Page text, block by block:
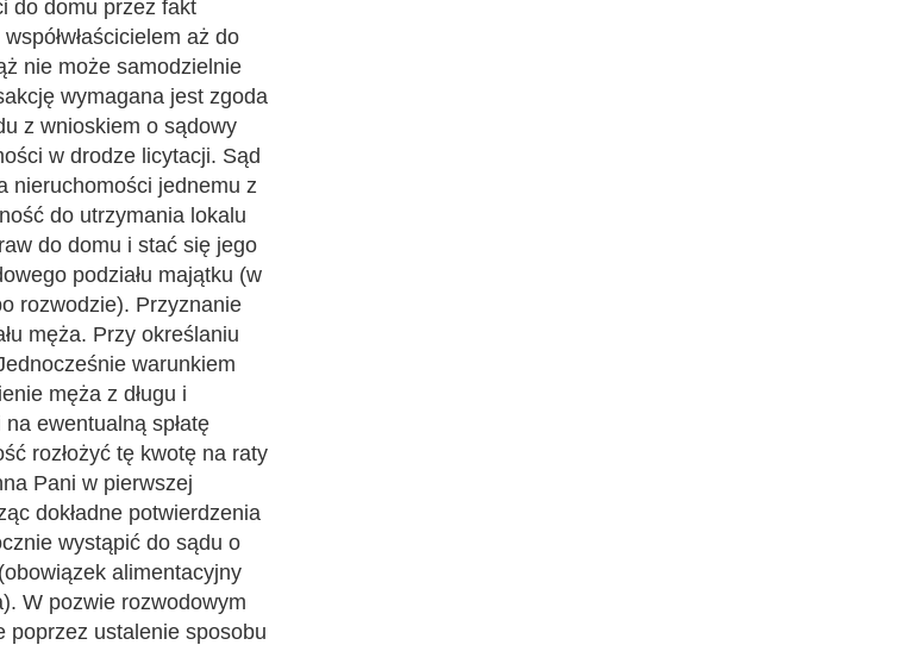
do domu przez fakt
aż do
nie może samodzielnie
wymagana jest zgoda
z wnioskiem o sądowy
w drodze licytacji. Sąd
nieruchomości jednemu z
do utrzymania lokalu
do domu i stać się jego
podziału majątku (w
rozwodzie). Przyznanie
męża. Przy określaniu
warunkiem
męża z długu i
ewentualną spłatę
rozłożyć tę kwotę na raty
Pani w pierwszej
dokładne potwierdzenia
wystąpić do sądu o
alimentacyjny
W pozwie rozwodowym
poprzez ustalenie sposobu